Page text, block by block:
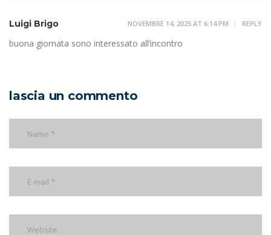
Luigi Brigo NOVEMBRE 14, 2025 AT 6:14 PM REPLY
buona giornata sono interessato all’incontro
lascia un commento